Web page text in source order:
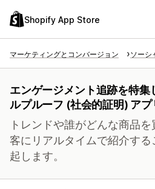
Shopify App Store
マーケティングとコンバージョン ソーシ
エンゲージメント追跡を特集
ルプルーフ (社会的証明) アプ
トレンドや誰がどんな商品
客にリアルタイムで紹介す
起します。